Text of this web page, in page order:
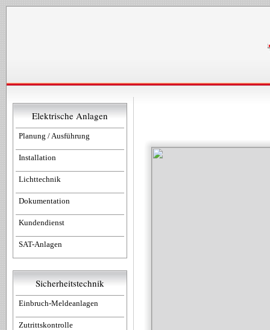
Elektrische Anlagen
Planung / Ausführung
Installation
Lichttechnik
Dokumentation
Kundendienst
SAT-Anlagen
Sicherheitstechnik
Einbruch-Meldeanlagen
Zutrittskontrolle